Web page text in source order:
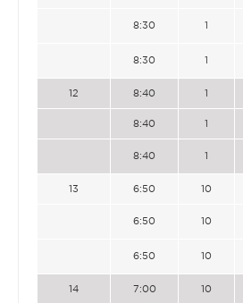
8:30 1
8:30 1
12 8:40 1
8:40 1
8:40 1
13 6:50 10
6:50 10
6:50 10
14 7:00 10